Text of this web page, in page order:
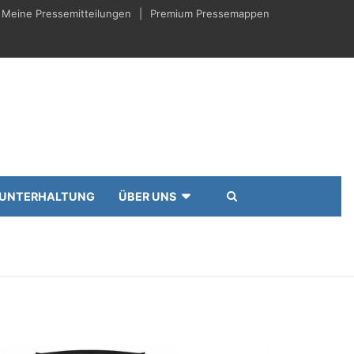
Meine Pressemitteilungen Premium Pressemappen
UNTERHALTUNG ÜBER UNS